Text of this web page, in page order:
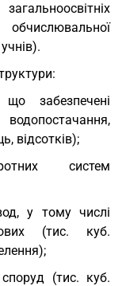
забезпечені
відсотків);
систем
у тому числі
(тис. куб.
(тис. куб.